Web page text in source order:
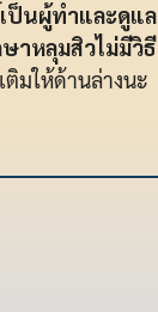
ป็นผู้ทำและดูแล
าหลุมสิวไม่มีวิธี
มให้ด้านล่างนะ